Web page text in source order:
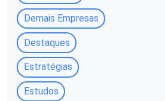
Demais Empresas
Destaques
Estratégias
Estudos